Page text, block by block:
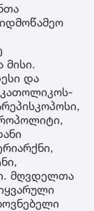
მისი.
და
მღვდელთა